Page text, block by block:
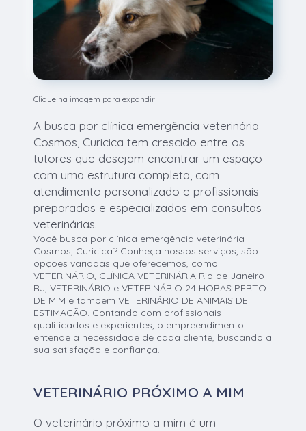
Clique na imagem para expandir
A busca por clínica emergência veterinária
Cosmos, Curicica tem crescido entre os
tutores que desejam encontrar um espaço
com uma estrutura completa, com
atendimento personalizado e profissionais
preparados e especializados em consultas
veterinárias.
Você busca por clínica emergência veterinária
Cosmos, Curicica? Conheça nossos serviços, são
opções variadas que oferecemos, como
VETERINÁRIO, CLÍNICA VETERINÁRIA Rio de Janeiro -
RJ, VETERINÁRIO e VETERINÁRIO 24 HORAS PERTO
DE MIM e tambem VETERINÁRIO DE ANIMAIS DE
ESTIMAÇÃO. Contando com profissionais
qualificados e experientes, o empreendimento
entende a necessidade de cada cliente, buscando a
sua satisfação e confiança.
VETERINÁRIO PRÓXIMO A MIM
O veterinário próximo a mim é um